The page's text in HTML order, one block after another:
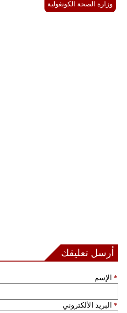
وزارة الصحة الكونغولية
أرسل تعليقك
الإسم *
البريد الألكتروني *